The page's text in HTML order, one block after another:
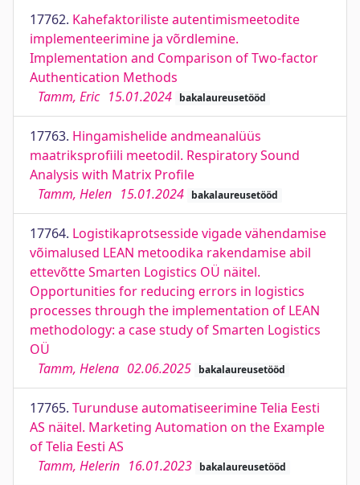
17762. Kahefaktoriliste autentimismeetodite
implementeerimine ja võrdlemine.
Implementation and Comparison of Two-factor
Authentication Methods
Tamm, Eric 15.01.2024 bakalaureusetööd
17763. Hingamishelide andmeanalüüs
maatriksprofiili meetodil. Respiratory Sound
Analysis with Matrix Profile
Tamm, Helen 15.01.2024 bakalaureusetööd
17764. Logistikaprotsesside vigade vähendamise
võimalused LEAN metoodika rakendamise abil
ettevõtte Smarten Logistics OÜ näitel.
Opportunities for reducing errors in logistics
processes through the implementation of LEAN
methodology: a case study of Smarten Logistics
OÜ
Tamm, Helena 02.06.2025 bakalaureusetööd
17765. Turunduse automatiseerimine Telia Eesti
AS näitel. Marketing Automation on the Example
of Telia Eesti AS
Tamm, Helerin 16.01.2023 bakalaureusetööd